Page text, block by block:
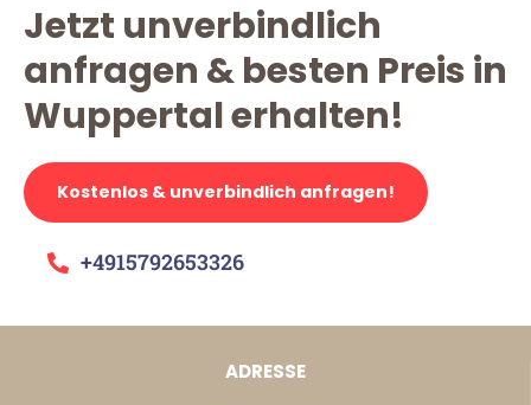
Jetzt unverbindlich
anfragen & besten Preis in
Wuppertal erhalten!
Kostenlos & unverbindlich anfragen!
+4915792653326
ADRESSE